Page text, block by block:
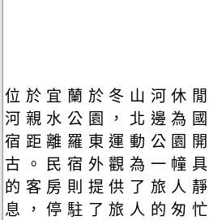
位於宜蘭於冬山河休
河親水公園，北邊為
宿距離羅東運動公園
古。民宿外觀為一幢
的客房則提供了旅人
息，停駐了旅人的匆